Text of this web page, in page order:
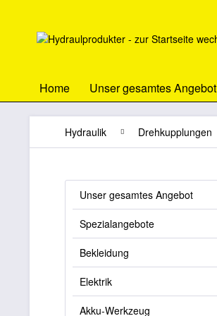
Home Unser gesamtes Angebot
Hydraulik Drehkupplungen
Unser gesamtes Angebot
Spezialangebote
Bekleidung
Elektrik
Akku-Werkzeug